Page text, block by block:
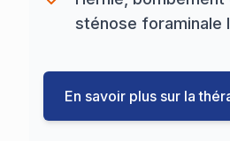
sténose foraminale
En savoir plus sur la